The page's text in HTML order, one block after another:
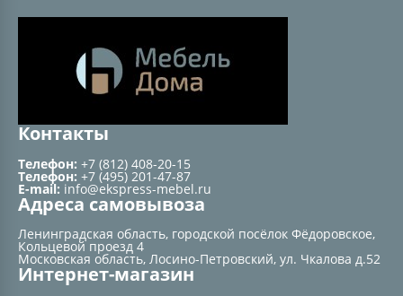
Контакты
Телефон: +7 (812) 408-20-15
Телефон: +7 (495) 201-47-87
E-mail: info@ekspress-mebel.ru
Адреса самовывоза
Ленинградская область, городской посёлок Фёдоровское,
Кольцевой проезд 4
Московская область, Лосино-Петровский, ул. Чкалова д.52
Интернет-магазин